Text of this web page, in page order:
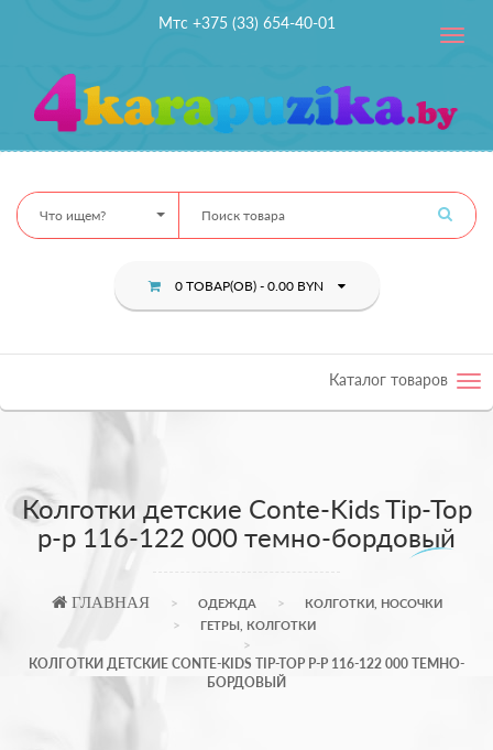
Мтс +375 (33) 654-40-01
Toggle
Что ищем?
0 ТОВАР(ОВ) - 0.00 BYN
Каталог товаров
Колготки детские Conte-Kids Tip-Top
р-p 116-122 000 темно-бордовый
ГЛАВНАЯ ОДЕЖДА
КОЛГОТКИ, НОСОЧКИ
ГЕТРЫ, КОЛГОТКИ
КОЛГОТКИ ДЕТСКИЕ CONTE-KIDS TIP-TOP Р-P 116-122 000 ТЕМНО-
БОРДОВЫЙ